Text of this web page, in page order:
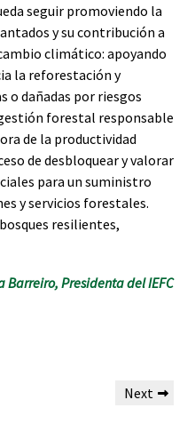
seguir promoviendo la
y su contribución a
climático: apoyando
la reforestación y
o dañadas por riesgos
forestal responsable
de la productividad
de desbloquear y valorar
para un suministro
y servicios forestales.
resilientes,
Barreiro, Presidenta del IEFC
Next